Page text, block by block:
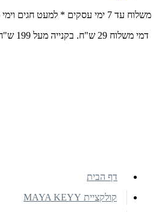
משלוח עד 7 ימי עסקים * למעט חגים וימי מכירות מיוחדים
דמי משלוח 29 ש"ח. בקנייה מעל 199 ש"ח משלוח חינם
דף הבית
קולקציית MAYA KEYY